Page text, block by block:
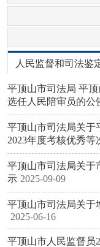
人民监督和司法鉴
平顶山市司法局 平
选任人民陪审员的公
平顶山市司法局关于
2023年度考核优秀等
平顶山市司法局关于
示 2025-09-09
平顶山市司法局关于
2025-06-16
平顶山市人民监督员